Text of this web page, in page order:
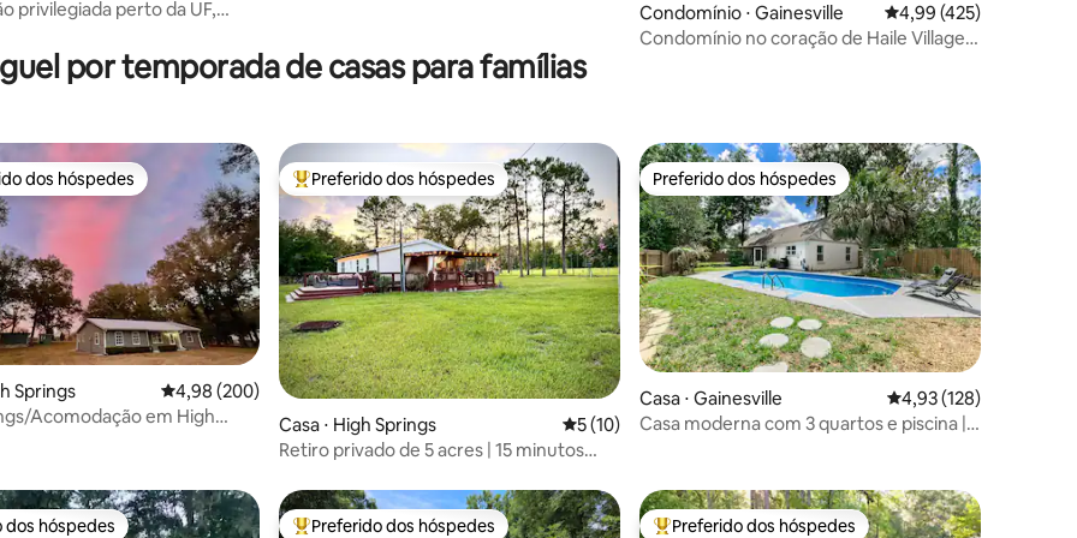
de 5, 125 avaliações
privilegiada perto da UF,
Condomínio ⋅ Gainesville 4,99 de uma avaliação
4,99 (425)
Condomínio no coração de Haile Village -
por temporada de casas para famílias
de 5, 325 avaliações
preferidos dos hóspedes
dos hóspedes
Springs 4,98 de uma avaliação média de 5, 200 avaliações
4,98 (200)
Acomodação em High
Entre os melhores preferidos dos hóspedes
Preferido dos hóspedes
Casa ⋅ High Springs 5 de uma avaliação média de 5, 10 avaliações
5 (10)
Retiro privado de 5 acres | 15 minutos
Preferido dos hóspedes
Preferido dos hóspedes
Casa ⋅ Gainesville 4,93 de uma avaliação
4,93 (128)
Casa moderna com 3 quartos e piscina |
dos hóspedes Preferido dos hóspedes Preferido dos hóspedes